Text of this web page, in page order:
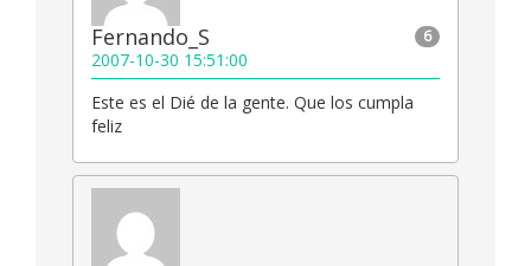
6
Fernando_S
2007-10-30 15:51:00
Este es el Dié de la gente. Que los cumpla
feliz